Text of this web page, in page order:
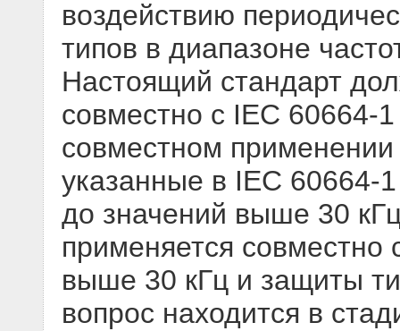
воздействию
типов в диапазоне
Настоящий стандарт
совместно с IEC 60664-
совместном применении
указанные в IEC 60664-
до значений выше 30
применяется совместно
выше 30 кГц и защиты
вопрос находится в